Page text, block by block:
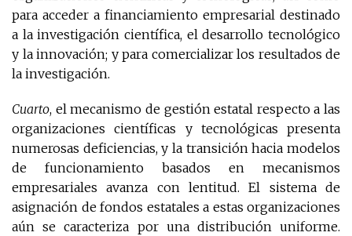
para acceder a financiamiento empresarial destinado
a la investigación científica, el desarrollo tecnológico
y la innovación; y para comercializar los resultados de
la investigación.
Cuarto, el mecanismo de gestión estatal respecto a las
organizaciones científicas y tecnológicas presenta
numerosas deficiencias, y la transición hacia modelos
de funcionamiento basados en mecanismos
empresariales avanza con lentitud. El sistema de
asignación de fondos estatales a estas organizaciones
aún se caracteriza por una distribución uniforme.